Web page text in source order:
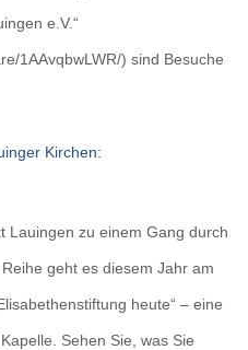
e.V.“
1AAvqbwLWR/) sind Besuche
Kirchen:
Lauingen zu einem Gang durch
geht es diesem Jahr am
heute“ – eine
Sehen Sie, was Sie